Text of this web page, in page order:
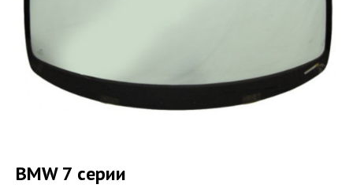
BMW 7 серии